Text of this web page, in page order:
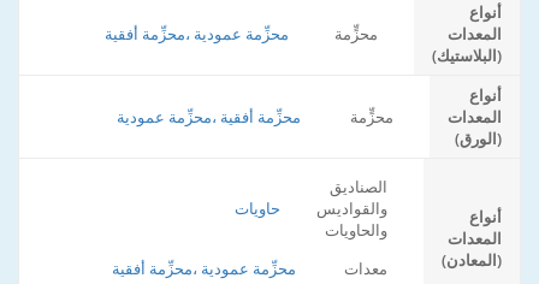
أنواع
المعدات
(البلاستيك)
محزٍّمة محزِّمة عمودية ،محزِّمة أفقية
أنواع
المعدات
(الورق)
محزٍّمة محزِّمة أفقية ،محزِّمة عمودية
أنواع
المعدات
(المعادن)
الصناديق
والقواديس
والحاويات
حاويات
معدات
محزِّمة عمودية ،محزِّمة أفقية